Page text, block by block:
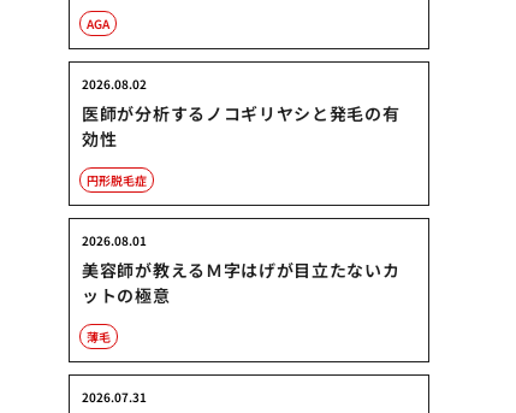
AGA
医師が分析するノコギリヤシと発毛の有
効性
2026.08.02
円形脱毛症
美容師が教えるＭ字はげが目立たないカ
ットの極意
2026.08.01
薄毛
2026.07.31